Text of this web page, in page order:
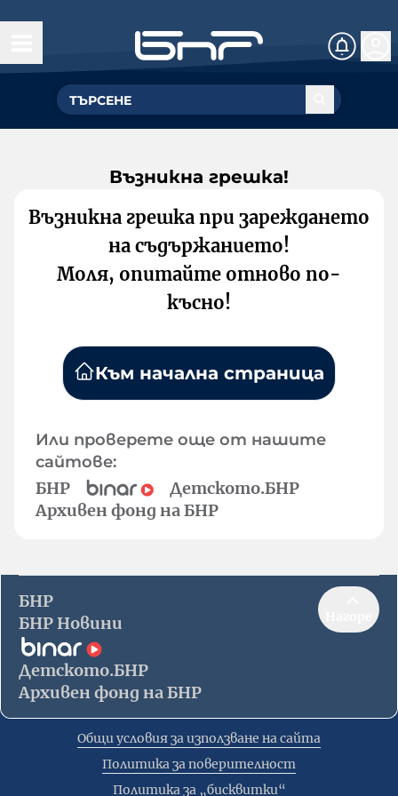
Възникна грешка!
Възникна грешка при зареждането
на съдържанието!
Моля, опитайте отново по-
късно!
Към начална страница
Или проверете още от нашите
сайтове:
БНР
Детското.БНР
Архивен фонд на БНР
БНР
БНР Новини
Детското.БНР
Архивен фонд на БНР
Общи условия за използване на сайта
Политика за поверителност
Политика за „бисквитки“